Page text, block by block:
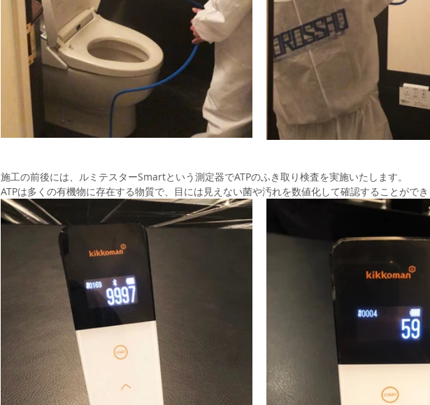
施工の前後には、ルミテスターSmartという測定器でATPのふき取り検査を実施いたします。
ATPは多くの有機物に存在する物質で、目には見えない菌や汚れを数値化して確認することがで